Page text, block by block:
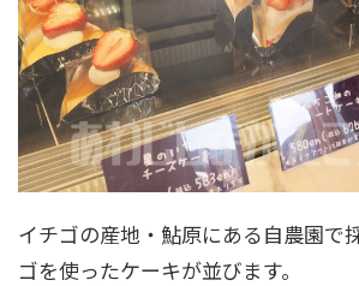
イチゴの産地・鮎原にある自農園で
ゴを使ったケーキが並びます。